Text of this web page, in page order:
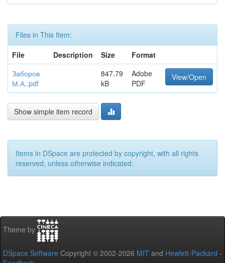
Files in This Item:
File
Description Size
Format
Заборов
М.А..pdf
847.79
kB
Adobe
PDF
View/Open
Show simple item record
Items in DSpace are protected by copyright, with all rights
reserved, unless otherwise indicated.
Theme by
DSpace Software Copyright © 2002-2026 MIT and Hewlett-Packard -